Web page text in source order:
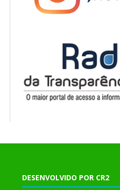
DESENVOLVIDO POR CR2